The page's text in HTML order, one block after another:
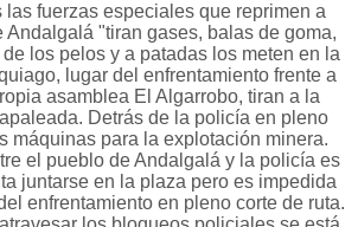
las fuerzas especiales que reprimen a
Andalgalá "tiran gases, balas de goma,
los pelos y a patadas los meten en la
lugar del enfrentamiento frente a
asamblea El Algarrobo, tiran a la
Detrás de la policía en pleno
máquinas para la explotación minera.
el pueblo de Andalgalá y la policía es
juntarse en la plaza pero es impedida
enfrentamiento en pleno corte de ruta.